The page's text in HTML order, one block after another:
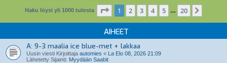
Haku löysi yli 1000 tulosta Sivu /20
1 2 3 4 5 … 20
AIHEET
A: 9-3 maalia ice blue-met + lakkaa
Uusin viesti Kirjoittaja automies « La Elo 08, 2026 21:09
Lähetetty Sijainti: Myydään Saabit